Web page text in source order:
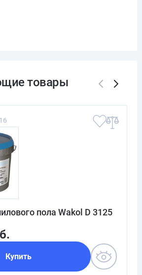
пола Wakol D 3125
Купить